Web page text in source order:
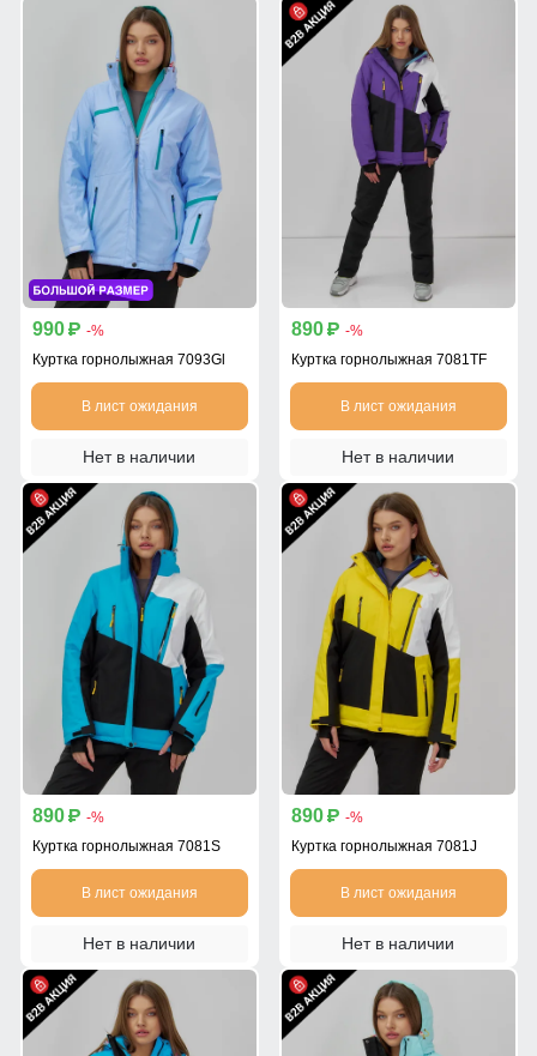
990 p -%
Куртка горнолыжная 7093Gl
В лист ожидания
Нет в наличии
890 p -%
Куртка горнолыжная 7081TF
В лист ожидания
Нет в наличии
890 p -%
Куртка горнолыжная 7081S
В лист ожидания
Нет в наличии
890 p -%
Куртка горнолыжная 7081J
В лист ожидания
Нет в наличии